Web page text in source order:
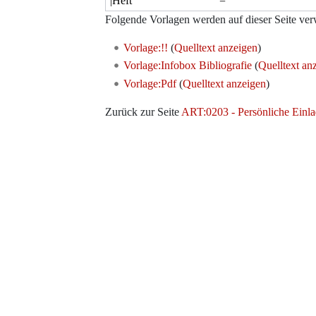
Folgende Vorlagen werden auf dieser Seite
Vorlage:!! (Quelltext anzeigen)
Vorlage:Infobox Bibliografie(Quelltext
Vorlage:Pdf(Quelltext anzeigen)
Zurück zur Seite ART:0203 - Persönliche